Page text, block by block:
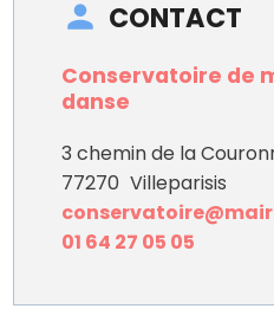
CONTACT
Conservatoire de
danse
3 chemin de la
77270 Villeparisis
01 64 27 05 05